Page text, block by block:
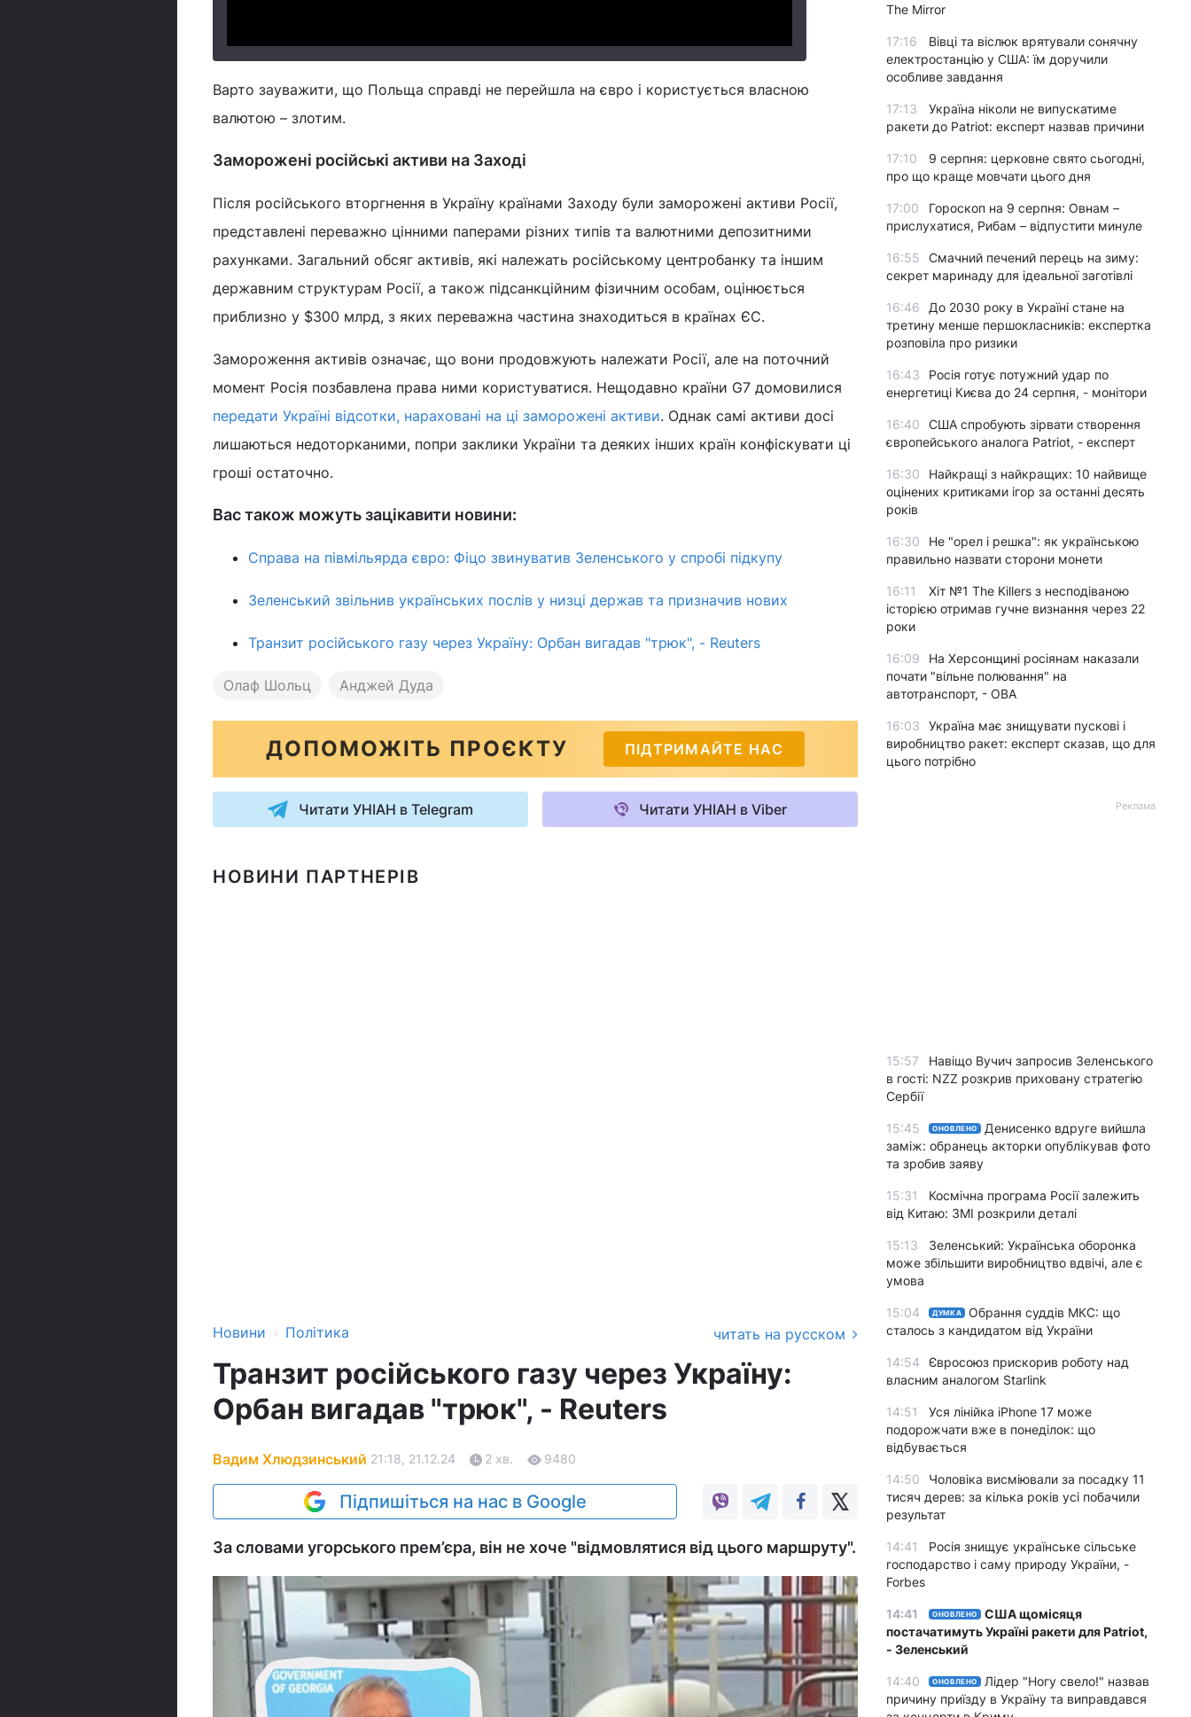
Варто зауважити, що Польща справді не перейшла на євро і користується власною
валютою – злотим.
Заморожені російські активи на Заході
Після російського вторгнення в Україну країнами Заходу були заморожені активи Росії,
представлені переважно цінними паперами різних типів та валютними депозитними
рахунками. Загальний обсяг активів, які належать російському центробанку та іншим
державним структурам Росії, а також підсанкційним фізичним особам, оцінюється
приблизно у $300 млрд, з яких переважна частина знаходиться в країнах ЄС.
Замороження активів означає, що вони продовжують належати Росії, але на поточний
момент Росія позбавлена права ними користуватися. Нещодавно країни G7 домовилися
передати Україні відсотки, нараховані на ці заморожені активи. Однак самі активи досі
лишаються недоторканими, попри заклики України та деяких інших країн конфіскувати ці
гроші остаточно.
Вас також можуть зацікавити новини:
Справа на півмільярда євро: Фіцо звинуватив Зеленського у спробі підкупу
Зеленський звільнив українських послів у низці держав та призначив нових
Транзит російського газу через Україну: Орбан вигадав "трюк", - Reuters
Олаф Шольц Анджей Дуда
ДОПОМОЖІТЬ ПРОЄКТУ ПІДТРИМАЙТЕ НАС
Читати УНІАН в Telegram Читати УНІАН в Viber
НОВИНИ ПАРТНЕРІВ
Новини › Політика читать на русском
Транзит російського газу через Україну:
Орбан вигадав "трюк", - Reuters
Вадим Хлюдзинський 21:18, 21.12.24 2 хв. 9480
Підпишіться на нас в Google
За словами угорського прем’єра, він не хоче "відмовлятися від цього маршруту".
The Mirror
17:16
Вівці та віслюк врятували сонячну
електростанцію у США: їм доручили
особливе завдання
17:13
Україна ніколи не випускатиме
ракети до Patriot: експерт назвав причини
17:10
9 серпня: церковне свято сьогодні,
про що краще мовчати цього дня
17:00
Гороскоп на 9 серпня: Овнам –
прислухатися, Рибам – відпустити минуле
16:55
Смачний печений перець на зиму:
секрет маринаду для ідеальної заготівлі
16:46
До 2030 року в Україні стане на
третину менше першокласників: експертка
розповіла про ризики
16:43
Росія готує потужний удар по
енергетиці Києва до 24 серпня, - монітори
16:40
США спробують зірвати створення
європейського аналога Patriot, - експерт
16:30
Найкращі з найкращих: 10 найвище
оцінених критиками ігор за останні десять
років
16:30
Не "орел і решка": як українською
правильно назвати сторони монети
16:11
Хіт №1 The Killers з несподіваною
історією отримав гучне визнання через 22
роки
16:09
На Херсонщині росіянам наказали
почати "вільне полювання" на
автотранспорт, - ОВА
16:03
Україна має знищувати пускові і
виробництво ракет: експерт сказав, що для
цього потрібно
Реклама
15:57
Навіщо Вучич запросив Зеленського
в гості: NZZ розкрив приховану стратегію
Сербії
15:45 ОНОВЛЕНО
Денисенко вдруге вийшла
заміж: обранець акторки опублікував фото
та зробив заяву
15:31
Космічна програма Росії залежить
від Китаю: ЗМІ розкрили деталі
15:13
Зеленський: Українська оборонка
може збільшити виробництво вдвічі, але є
умова
15:04 ДУМКА
Обрання суддів МКС: що
сталось з кандидатом від України
14:54
Євросоюз прискорив роботу над
власним аналогом Starlink
14:51
Уся лінійка iPhone 17 може
подорожчати вже в понеділок: що
відбувається
14:50
Чоловіка висміювали за посадку 11
тисяч дерев: за кілька років усі побачили
результат
14:41
Росія знищує українське сільське
господарство і саму природу України, -
Forbes
14:41 ОНОВЛЕНО
США щомісяця
постачатимуть Україні ракети для Patriot,
- Зеленський
14:40 ОНОВЛЕНО
Лідер "Ногу свело!" назвав
причину приїзду в Україну та виправдався